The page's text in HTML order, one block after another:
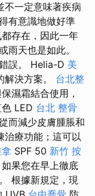
不一定意味著疾病
有意識地做好準
存在，因此一年
雨天也是如此。
誤。 Helia-D 美
決方案。 台北整
濕霜結合使用，
LED 台北 整骨
而減少皮膚腫脹和
治療功能；這可以
SPF 50 新竹 按
果您在早上徹底
根據新規定，現